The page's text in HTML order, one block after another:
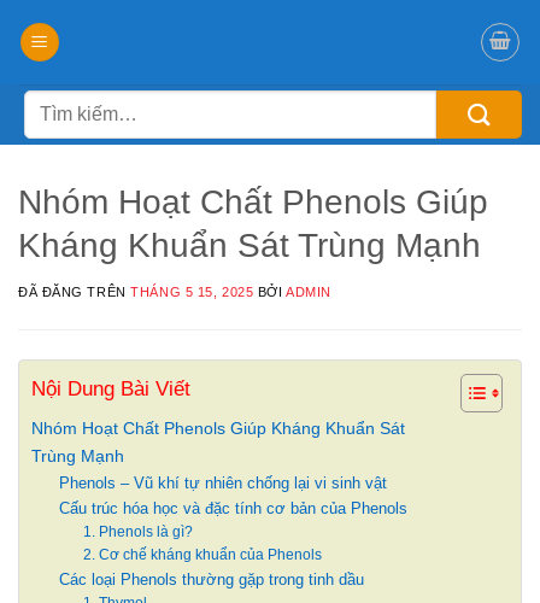
đến
dungTìm
kiếm:
Nhóm Hoạt Chất Phenols Giúp
Kháng Khuẩn Sát Trùng Mạnh
ĐÃ ĐĂNG TRÊNTHÁNG 5 15, 2025 BỞIADMIN
Nội Dung Bài Viết
Nhóm Hoạt Chất Phenols Giúp Kháng Khuẩn Sát
Trùng Mạnh
Phenols – Vũ khí tự nhiên chống lại vi sinh vật
Cấu trúc hóa học và đặc tính cơ bản của Phenols
1. Phenols là gì?
2. Cơ chế kháng khuẩn của Phenols
Các loại Phenols thường gặp trong tinh dầu